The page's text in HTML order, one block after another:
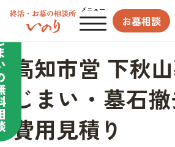
メニュー
お墓相談
高知市営 下秋
じまい・墓石
費用見積り